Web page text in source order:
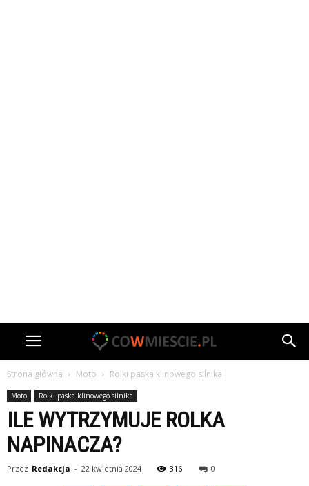
Strona główna Moto Rolki paska klinowego silnika
Moto Rolki paska klinowego silnika
ILE WYTRZYMUJE ROLKA
NAPINACZA?
Przez Redakcja - 22 kwietnia 2024 316 0